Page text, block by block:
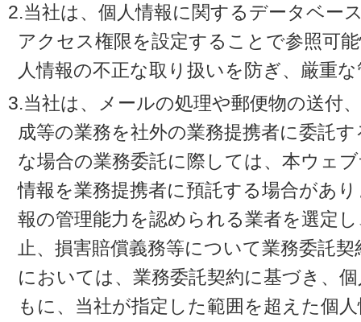
2.当社は、個人情報に関するデータベー
アクセス権限を設定することで参照可
人情報の不正な取り扱いを防ぎ、厳重
3.当社は、メールの処理や郵便物の送付
成等の業務を社外の業務提携者に委託
な場合の業務委託に際しては、本ウェ
情報を業務提携者に預託する場合があ
報の管理能力を認められる業者を選定
止、損害賠償義務等について業務委託
においては、業務委託契約に基づき、
もに、当社が指定した範囲を超えた個